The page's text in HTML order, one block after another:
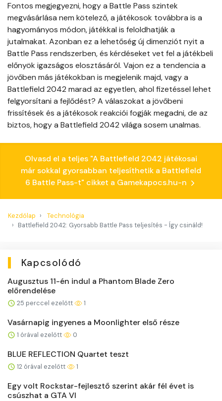
Fontos megjegyezni, hogy a Battle Pass szintek
megvásárlása nem kötelező, a játékosok továbbra is a
hagyományos módon, játékkal is feloldhatják a
jutalmakat. Azonban ez a lehetőség új dimenziót nyit a
Battle Pass rendszerben, és kérdéseket vet fel a játékbeli
előnyök igazságos elosztásáról. Vajon ez a tendencia a
jövőben más játékokban is megjelenik majd, vagy a
Battlefield 2042 marad az egyetlen, ahol fizetéssel lehet
felgyorsítani a fejlődést? A válaszokat a jövőbeni
frissítések és a játékosok reakciói fogják megadni, de az
biztos, hogy a Battlefield 2042 világa sosem unalmas.
Olvasd el a teljes "A Battlefield 2042 játékosai
már sokkal gyorsabban teljesíthetik a Battlefield
6 Battle Pass-t" cikket a Gamekapocs.hu-n
Kezdőlap
Technológia
Battlefield 2042: Gyorsabb Battle Pass teljesítés - Így csináld!
Kapcsolódó
Augusztus 11-én indul a Phantom Blade Zero
előrendelése
25 perccel ezelőtt 1
Vasárnapig ingyenes a Moonlighter első része
1 órával ezelőtt 0
BLUE REFLECTION Quartet teszt
12 órával ezelőtt 1
Egy volt Rockstar-fejlesztő szerint akár fél évet is
csúszhat a GTA VI